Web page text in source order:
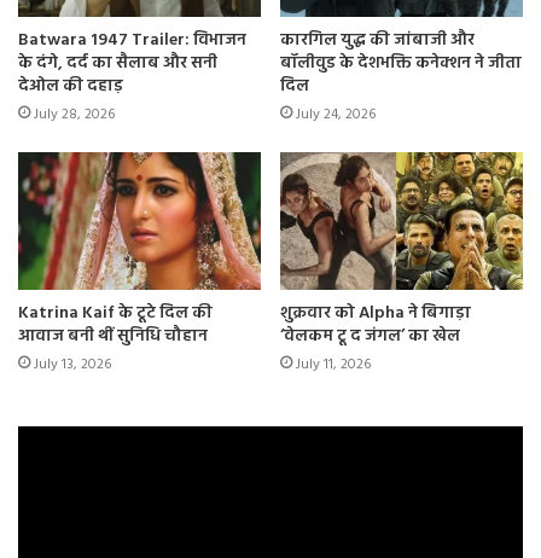
Batwara 1947 Trailer: विभाजन
के दंगे, दर्द का सैलाब और सनी
देओल की दहाड़
July 28, 2026
कारगिल युद्ध की जांबाजी और
बॉलीवुड के देशभक्ति कनेक्शन ने जीता
दिल
July 24, 2026
Katrina Kaif के टूटे दिल की
आवाज बनी थीं सुनिधि चौहान
July 13, 2026
शुक्रवार को Alpha ने बिगाड़ा
‘वेलकम टू द जंगल’ का खेल
July 11, 2026